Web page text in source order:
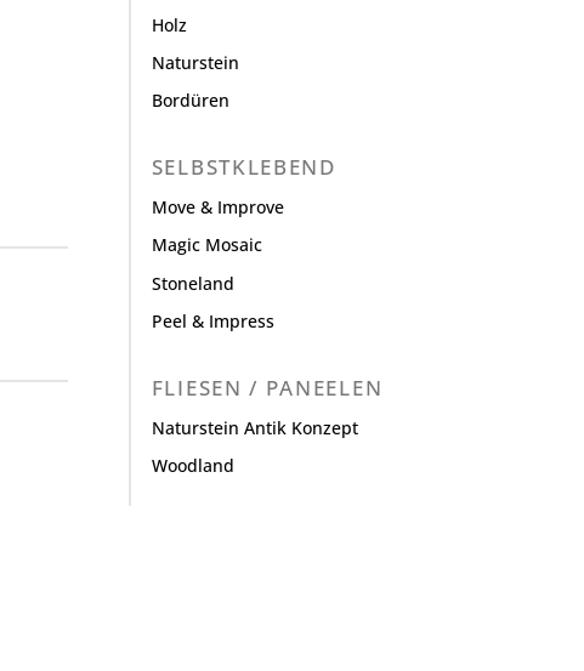
Holz
Naturstein
Bordüren
SELBSTKLEBEND
Move & Improve
Magic Mosaic
Stoneland
Peel & Impress
FLIESEN / PANEELEN
Naturstein Antik Konzept
Woodland